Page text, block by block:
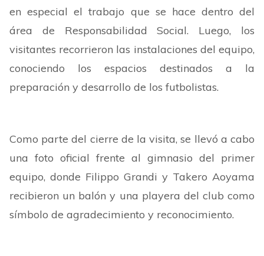
en especial el trabajo que se hace dentro del
área de Responsabilidad Social. Luego, los
visitantes recorrieron las instalaciones del equipo,
conociendo los espacios destinados a la
preparación y desarrollo de los futbolistas.
Como parte del cierre de la visita, se llevó a cabo
una foto oficial frente al gimnasio del primer
equipo, donde Filippo Grandi y Takero Aoyama
recibieron un balón y una playera del club como
símbolo de agradecimiento y reconocimiento.